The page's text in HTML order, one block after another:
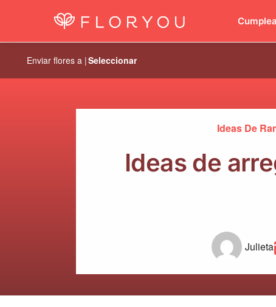
Los arreglos favoritos
Enviar flores a |Seleccionar
Ideas De
Ideas de
Julieta